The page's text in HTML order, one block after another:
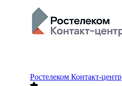
Ростелеком Контакт-центр